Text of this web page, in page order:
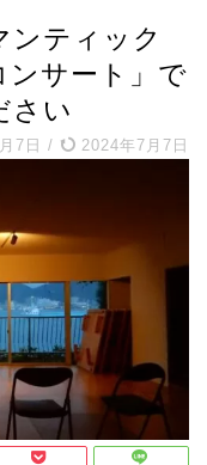
ンティック
ンサート」で
さい
7日 / 2024年7月7日